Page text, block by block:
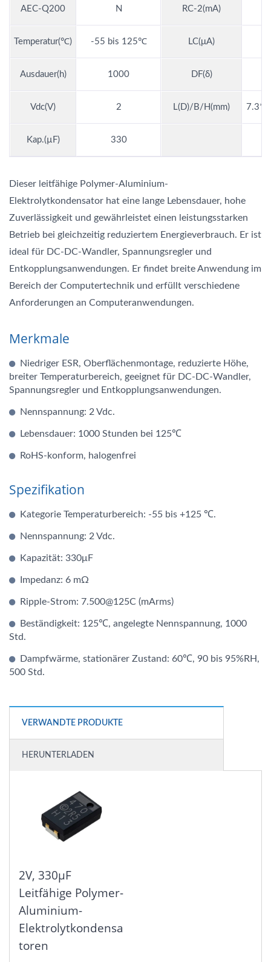
AEC-Q200 N RC-2(mA)
Temperatur(℃) -55 bis 125℃ LC(μA)
Ausdauer(h) 1000 DF(δ)
Vdc(V) 2 L(D)/B/H(mm)
Kap.(µF) 330
Dieser leitfähige Polymer-Aluminium-
Elektrolytkondensator hat eine lange Lebensdauer, hohe
Zuverlässigkeit und gewährleistet einen leistungsstarken
Betrieb bei gleichzeitig reduziertem Energieverbrauch. Er ist
ideal für DC-DC-Wandler, Spannungsregler und
Entkopplungsanwendungen. Er findet breite Anwendung im
Bereich der Computertechnik und erfüllt verschiedene
Anforderungen an Computeranwendungen.
Merkmale
Niedriger ESR, Oberflächenmontage, reduzierte Höhe,
breiter Temperaturbereich, geeignet für DC-DC-Wandler,
Spannungsregler und Entkopplungsanwendungen.
Nennspannung: 2 Vdc.
Lebensdauer: 1000 Stunden bei 125℃
RoHS-konform, halogenfrei
Spezifikation
Kategorie Temperaturbereich: -55 bis +125 ℃.
Nennspannung: 2 Vdc.
Kapazität: 330μF
Impedanz: 6 mΩ
Ripple-Strom: 7.500@125C (mArms)
Beständigkeit: 125℃, angelegte Nennspannung, 1000
Std.
Dampfwärme, stationärer Zustand: 60℃, 90 bis 95%RH,
500 Std.
VERWANDTE PRODUKTE
HERUNTERLADEN
2V, 330μF
Leitfähige Polymer-
Aluminium-
Elektrolytkondensa
Toren